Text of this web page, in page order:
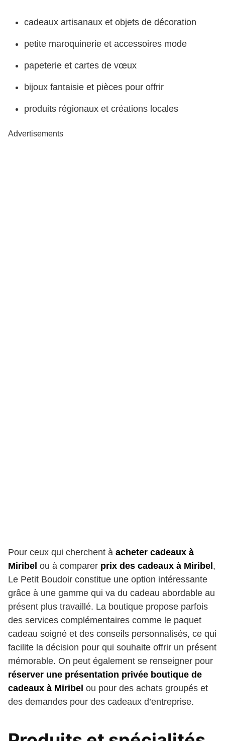
cadeaux artisanaux et objets de décoration
petite maroquinerie et accessoires mode
papeterie et cartes de vœux
bijoux fantaisie et pièces pour offrir
produits régionaux et créations locales
Advertisements
Pour ceux qui cherchent à acheter cadeaux à
Miribel ou à comparer prix des cadeaux à Miribel ,
Le Petit Boudoir constitue une option intéressante
grâce à une gamme qui va du cadeau abordable au
présent plus travaillé. La boutique propose parfois
des services complémentaires comme le paquet
cadeau soigné et des conseils personnalisés, ce qui
facilite la décision pour qui souhaite offrir un présent
mémorable. On peut également se renseigner pour
réserver une présentation privée boutique de
cadeaux à Miribel ou pour des achats groupés et
des demandes pour des cadeaux d’entreprise.